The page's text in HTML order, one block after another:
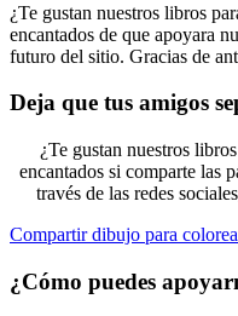
¿Te gustan nuestros libros
encantados de que apoyara
futuro del sitio. Gracias de
Deja que tus amigos
¿Te gustan nuestros
encantados si comparte las
través de las redes
Compartir dibujo para
¿Cómo puedes